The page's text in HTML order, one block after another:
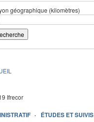
géographique (kilomètres)
Ifrecor
ÉTUDES ET SUIVIS